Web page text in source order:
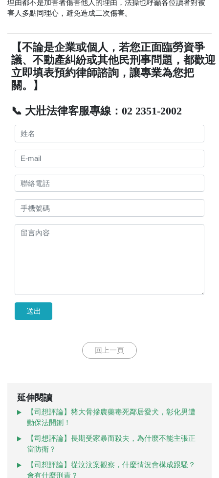
理由都不是加害者傷害他人的理由，法操也呼籲各位讀者對被
害人多點同理心，避免造成二次傷害。
【不論是企業或個人，若您正面臨勞資爭
議、不動產糾紛或其他民刑事問題，都歡迎
立即填表預約律師諮詢，讓專業為您把
關。】
📞 大壯法律客服專線：02 2351-2002
送出
回上一頁
延伸閱讀
【司想評論】豬大骨摻農藥毒死鄰居愛犬，彰化男遭
動保法開鍘！
【司想評論】長期受家暴而殺夫，為什麼不能主張正
當防衛？
【司想評論】從汶汶案觀察，什麼情況會構成跟騷？
會有什麼刑責？